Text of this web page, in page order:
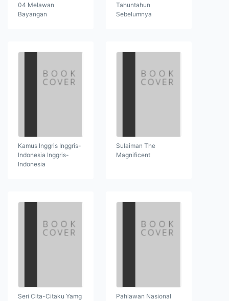
04 Melawan
Bayangan
Tahuntahun
Sebelumnya
Kamus Inggris Inggris-
Indonesia Inggris-
Indonesia
Sulaiman The
Magnificent
Seri Cita-Citaku Yamg
Pahlawan Nasional